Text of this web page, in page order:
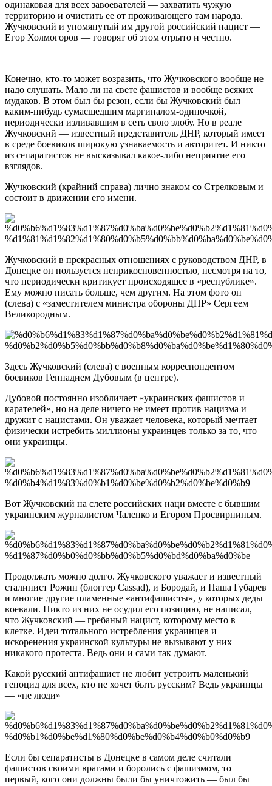
одинаковая для всех завоевателей — захватить чужую
территорию и очистить ее от проживающего там народа.
Жучковский и упомянутый им другой российский нацист —
Егор Холмогоров — говорят об этом отрыто и честно.
Конечно, кто-то может возразить, что Жучковского вообще не
надо слушать. Мало ли на свете фашистов и вообще всяких
мудаков. В этом был бы резон, если бы Жучковский был
каким-нибудь сумасшедшим маргиналом-одиночкой,
периодически изливавшим в сеть свою злобу. Но в реале
Жучковский — известный представитель ДНР, который имеет
в среде боевиков широкую узнаваемость и авторитет. И никто
из сепаратистов не высказывал какое-либо неприятие его
взглядов.
Жучковский (крайний справа) лично знаком со Стрелковым и
состоит в движении его имени.
Жучковский в прекрасных отношениях с руководством ДНР, в
Донецке он пользуется неприкосновенностью, несмотря на то,
что периодически критикует происходящее в «республике».
Ему можно писать больше, чем другим. На этом фото он
(слева) с «заместителем министра обороны ДНР» Сергеем
Великородным.
Здесь Жучковский (слева) с военным корреспондентом
боевиков Геннадием Дубовым (в центре).
Дубовой постоянно изобличает «украинских фашистов и
карателей», но на деле ничего не имеет против нацизма и
дружит с нацистами. Он уважает человека, который мечтает
физически истребить миллионы украинцев только за то, что
они украинцы.
Вот Жучковский на слете российских наци вместе с бывшим
украинским журналистом Чаленко и Егором Просвирниным.
Продолжать можно долго. Жучковского уважает и известный
сталинист Рожин (блоггер Cassad), и Бородай, и Паша Губарев
и многие другие пламенные «антифашисты», у которых деды
воевали. Никто из них не осудил его позицию, не написал,
что Жучковский — гребаный нацист, которому место в
клетке. Идеи тотального истребления украинцев и
искоренения украинской культуры не вызывают у них
никакого протеста. Ведь они и сами так думают.
Какой русский антифашист не любит устроить маленький
геноцид для всех, кто не хочет быть русским? Ведь украинцы
— «не люди»
Если бы сепаратисты в Донецке в самом деле считали
фашистов своими врагами и боролись с фашизмом, то
первый, кого они должны были бы уничтожить — был бы